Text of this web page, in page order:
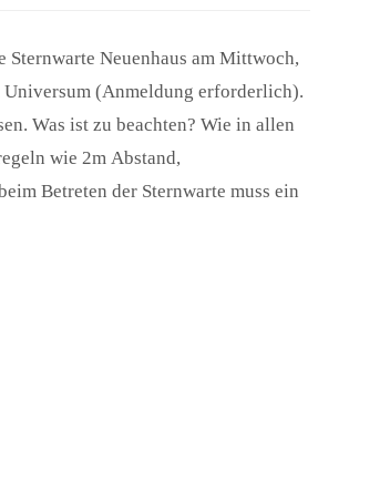
Neuenhaus am Mittwoch,
(Anmeldung erforderlich).
Was ist zu beachten? Wie in allen
wie 2m Abstand,
Betreten der Sternwarte muss ein